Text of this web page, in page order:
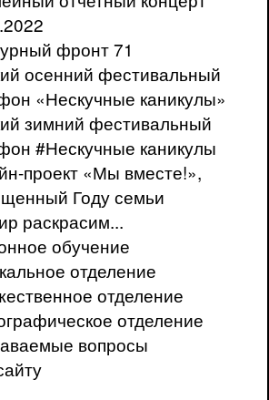
фронт 71
осенний фестивальный
«Нескучные каникулы»
зимний фестивальный
#Нескучные каникулы
проект «Мы вместе!»,
Году семьи
раскрасим...
обучение
отделение
отделение
отделение
вопросы